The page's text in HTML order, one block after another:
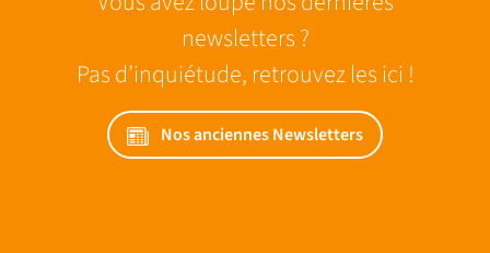
newsletters ?
Pas d’inquiétude, retrouvez les ici !
Nos anciennes Newsletters